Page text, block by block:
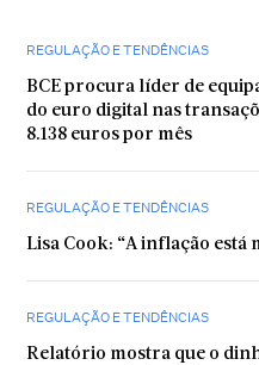
REGULAÇÃO E TENDÊNCIAS
BCE procura líder de
do euro digital nas
8.138 euros por mês
REGULAÇÃO E TENDÊNCIAS
Lisa Cook: “A inflação está
REGULAÇÃO E TENDÊNCIAS
Relatório mostra que o